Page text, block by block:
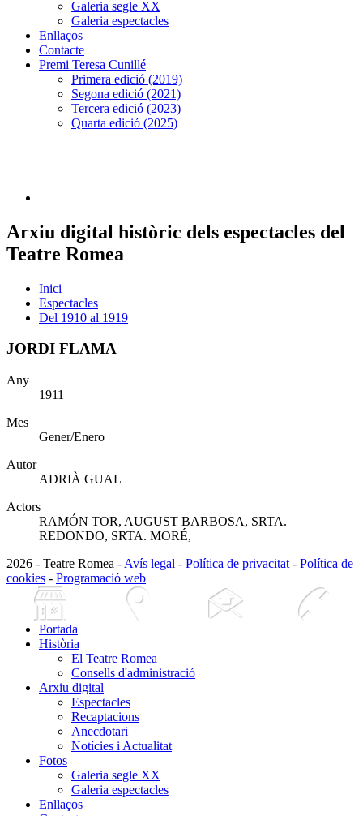
Galeria segle XX
Galeria espectacles
Enllaços
Contacte
Premi Teresa Cunillé
Primera edició (2019)
Segona edició (2021)
Tercera edició (2023)
Quarta edició (2025)
Arxiu digital històric dels espectacles del
Teatre Romea
Inici
Espectacles
Del 1910 al 1919
JORDI FLAMA
Any
1911
Mes
Gener/Enero
Autor
ADRIÀ GUAL
Actors
RAMÓN TOR, AUGUST BARBOSA, SRTA.
REDONDO, SRTA. MORÉ,
2026 - Teatre Romea - Avís legal - Política de privacitat - Política de
cookies - Programació web
Portada
Història
El Teatre Romea
Consells d'administració
Arxiu digital
Espectacles
Recaptacions
Anecdotari
Notícies i Actualitat
Fotos
Galeria segle XX
Galeria espectacles
Enllaços